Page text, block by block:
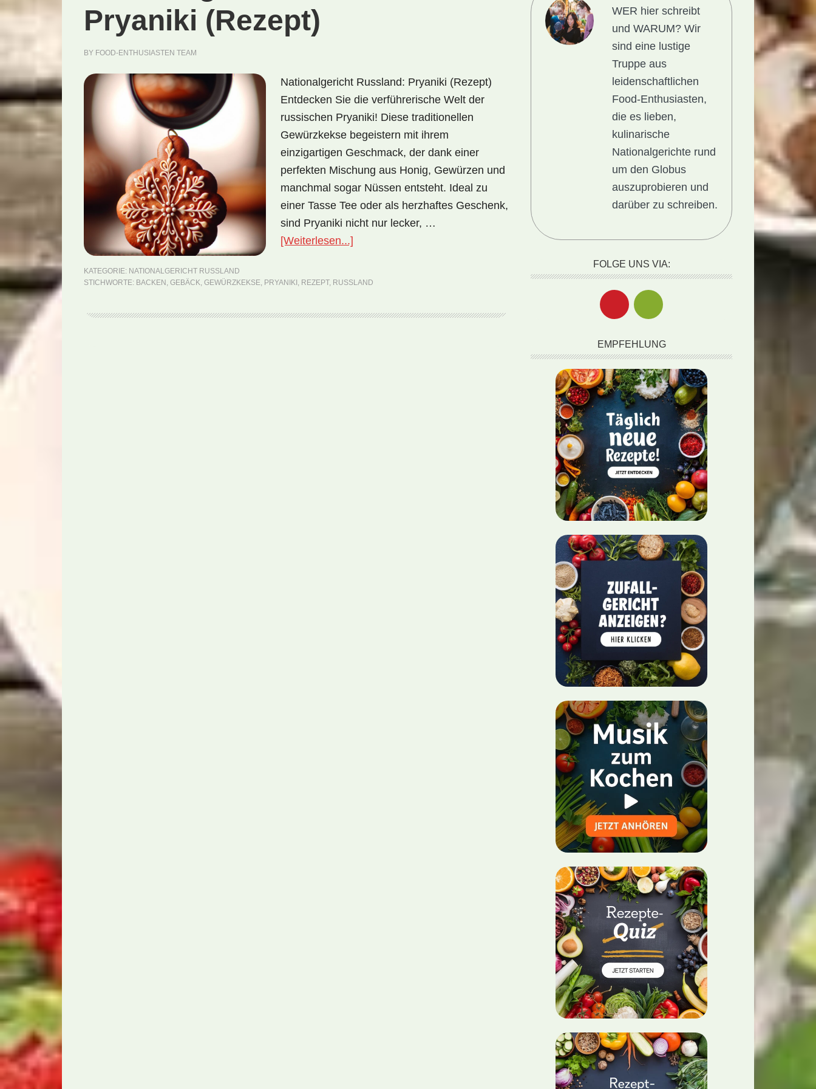
Pryaniki (Rezept)
BY FOOD-ENTHUSIASTEN TEAM
Nationalgericht Russland: Pryaniki (Rezept)
Entdecken Sie die verführerische Welt der
russischen Pryaniki! Diese traditionellen
Gewürzkekse begeistern mit ihrem
einzigartigen Geschmack, der dank einer
perfekten Mischung aus Honig, Gewürzen und
manchmal sogar Nüssen entsteht. Ideal zu
einer Tasse Tee oder als herzhaftes Geschenk,
sind Pryaniki nicht nur lecker, …
[Weiterlesen...]
KATEGORIE: NATIONALGERICHT RUSSLAND
STICHWORTE: BACKEN , GEBÄCK, GEWÜRZKEKSE, PRYANIKI , REZEPT, RUSSLAND
WER hier schreibt
und WARUM?Wir
sind eine lustige
Truppe aus
leidenschaftlichen
Food-Enthusiasten,
die es lieben,
kulinarische
Nationalgerichte rund
um den Globus
auszuprobieren und
darüber zu schreiben.
FOLGE UNS VIA:
EMPFEHLUNG